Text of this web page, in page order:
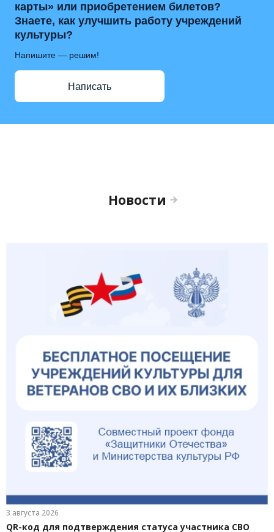
карты» или приобретением билетов?
Знаете, как улучшить работу учреждений
культуры?
Напишите — решим!
Написать
Новости
3 августа 2026
QR-код для подтверждения статуса участника СВО